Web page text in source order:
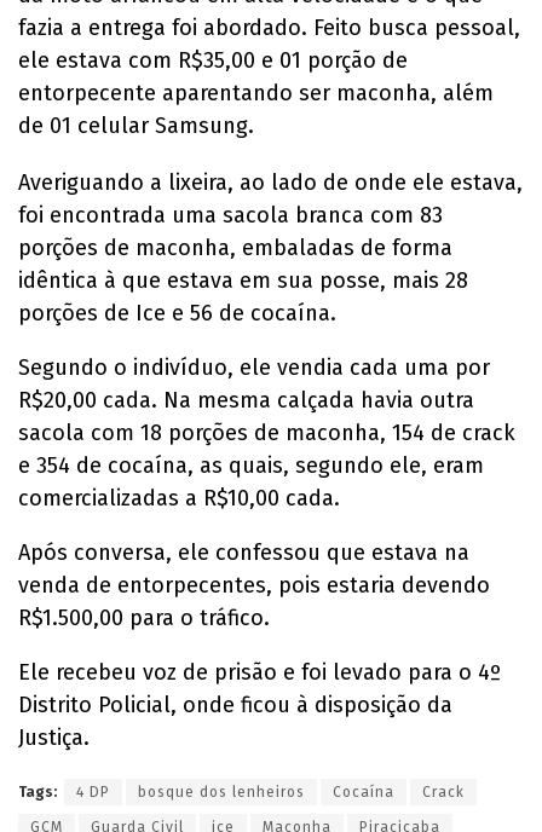
fazia a entrega foi abordado. Feito busca pessoal,
ele estava com R$35,00 e 01 porção de
entorpecente aparentando ser maconha, além
de 01 celular Samsung.
Averiguando a lixeira, ao lado de onde ele estava,
foi encontrada uma sacola branca com 83
porções de maconha, embaladas de forma
idêntica à que estava em sua posse, mais 28
porções de Ice e 56 de cocaína.
Segundo o indivíduo, ele vendia cada uma por
R$20,00 cada. Na mesma calçada havia outra
sacola com 18 porções de maconha, 154 de crack
e 354 de cocaína, as quais, segundo ele, eram
comercializadas a R$10,00 cada.
Após conversa, ele confessou que estava na
venda de entorpecentes, pois estaria devendo
R$1.500,00 para o tráfico.
Ele recebeu voz de prisão e foi levado para o 4º
Distrito Policial, onde ficou à disposição da
Justiça.
Tags: 4 DP bosque dos lenheiros Cocaína Crack
GCM Guarda Civil ice Maconha Piracicaba